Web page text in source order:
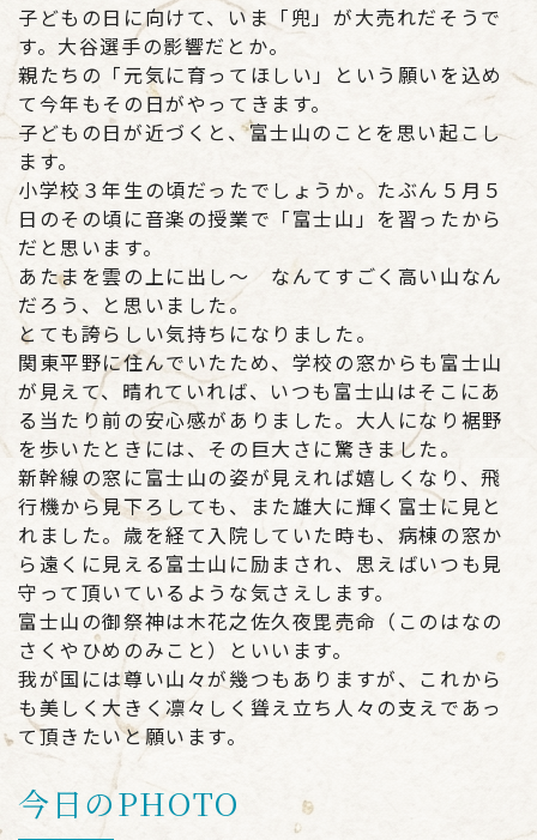
子どもの日に向けて、いま「兜」が大売れだそうで
す。大谷選手の影響だとか。
親たちの「元気に育ってほしい」という願いを込め
て今年もその日がやってきます。
子どもの日が近づくと、富士山のことを思い起こし
ます。
小学校３年生の頃だったでしょうか。たぶん５月５
日のその頃に音楽の授業で「富士山」を習ったから
だと思います。
あたまを雲の上に出し～ なんてすごく高い山なん
だろう、と思いました。
とても誇らしい気持ちになりました。
関東平野に住んでいたため、学校の窓からも富士山
が見えて、晴れていれば、いつも富士山はそこにあ
る当たり前の安心感がありました。大人になり裾野
を歩いたときには、その巨大さに驚きました。
新幹線の窓に富士山の姿が見えれば嬉しくなり、飛
行機から見下ろしても、また雄大に輝く富士に見と
れました。歳を経て入院していた時も、病棟の窓か
ら遠くに見える富士山に励まされ、思えばいつも見
守って頂いているような気さえします。
富士山の御祭神は木花之佐久夜毘売命（このはなの
さくやひめのみこと）といいます。
我が国には尊い山々が幾つもありますが、これから
も美しく大きく凛々しく聳え立ち人々の支えであっ
て頂きたいと願います。
今日のPHOTO